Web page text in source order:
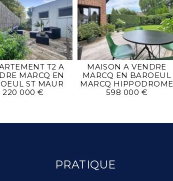
T2 A
MARCQ EN
ST MAUR
220 000 €
MAISON A VENDRE
MARCQ EN BAROEUL
MARCQ HIPPODROME
598 000 €
PRATIQUE